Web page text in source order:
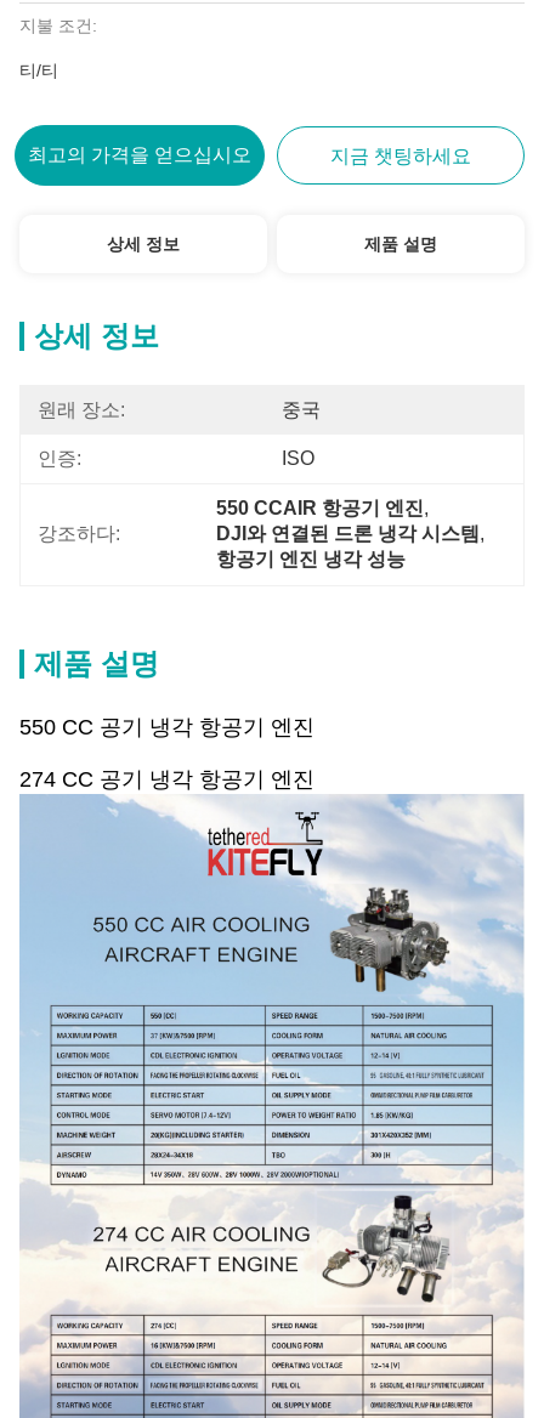
지불 조건:
티/티
최고의 가격을 얻으십시오 지금 챗팅하세요
상세 정보 제품 설명
상세 정보
원래 장소: 중국
인증: ISO
강조하다:
550 CCAIR 항공기 엔진,
DJI와 연결된 드론 냉각 시스템 ,
항공기 엔진 냉각 성능
제품 설명
550 CC 공기 냉각 항공기 엔진
274 CC 공기 냉각 항공기 엔진